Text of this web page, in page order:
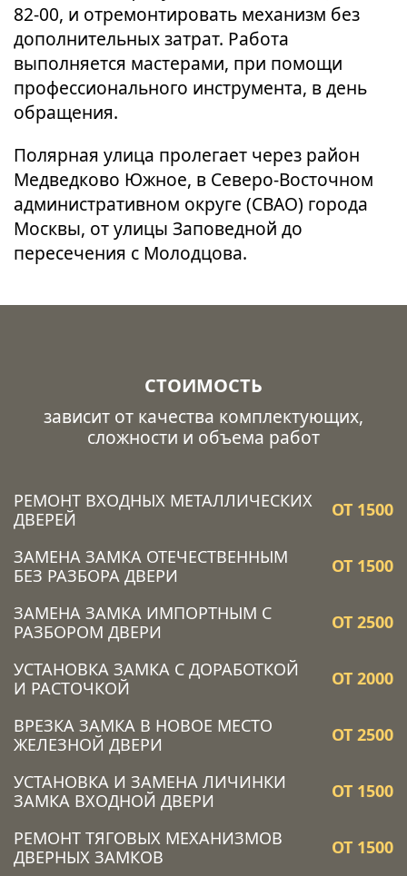
82-00, и отремонтировать механизм без
дополнительных затрат. Работа
выполняется мастерами, при помощи
профессионального инструмента, в день
обращения.
Полярная улица пролегает через район
Медведково Южное, в Северо-Восточном
административном округе (СВАО) города
Москвы, от улицы Заповедной до
пересечения с Молодцова.
СТОИМОСТЬ
зависит от качества комплектующих,
сложности и объема работ
РЕМОНТ ВХОДНЫХ МЕТАЛЛИЧЕСКИХ
ДВЕРЕЙ
ОТ 1500
ЗАМЕНА ЗАМКА ОТЕЧЕСТВЕННЫМ
БЕЗ РАЗБОРА ДВЕРИ
ОТ 1500
ЗАМЕНА ЗАМКА ИМПОРТНЫМ С
РАЗБОРОМ ДВЕРИ
ОТ 2500
УСТАНОВКА ЗАМКА C ДОРАБОТКОЙ
И РАСТОЧКОЙ
ОТ 2000
ВРЕЗКА ЗАМКА В НОВОЕ МЕСТО
ЖЕЛЕЗНОЙ ДВЕРИ
ОТ 2500
УСТАНОВКА И ЗАМЕНА ЛИЧИНКИ
ЗАМКА ВХОДНОЙ ДВЕРИ
ОТ 1500
РЕМОНТ ТЯГОВЫХ МЕХАНИЗМОВ
ДВЕРНЫХ ЗАМКОВ
ОТ 1500